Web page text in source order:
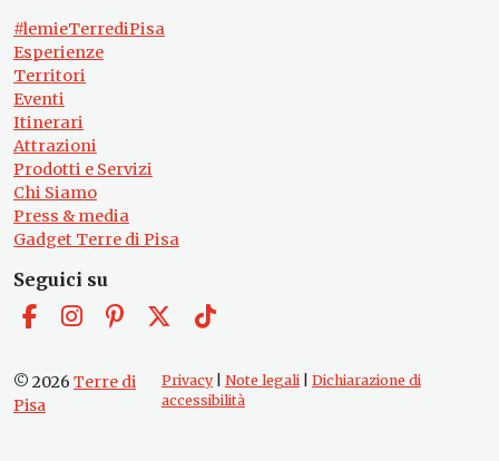
#lemieTerrediPisa
Esperienze
Territori
Eventi
Itinerari
Attrazioni
Prodotti e Servizi
Chi Siamo
Press & media
Gadget Terre di Pisa
Seguici su
© 2026 Terre di
Pisa
Privacy| Note legali| Dichiarazione di
accessibilità